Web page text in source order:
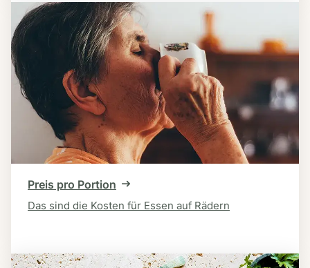
Preis pro Portion
Das sind die Kosten für Essen auf Rädern